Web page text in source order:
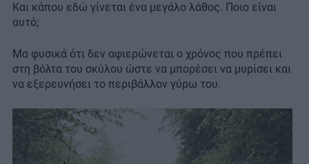
Και κάπου εδώ γίνεται ένα μεγάλο λάθος. Ποιο είναι
αυτό;
Μα φυσικά ότι δεν αφιερώνεται ο χρόνος που πρέπει
στη βόλτα του σκύλου ώστε να μπορέσει να μυρίσει και
να εξερευνήσει το περιβάλλον γύρω του.